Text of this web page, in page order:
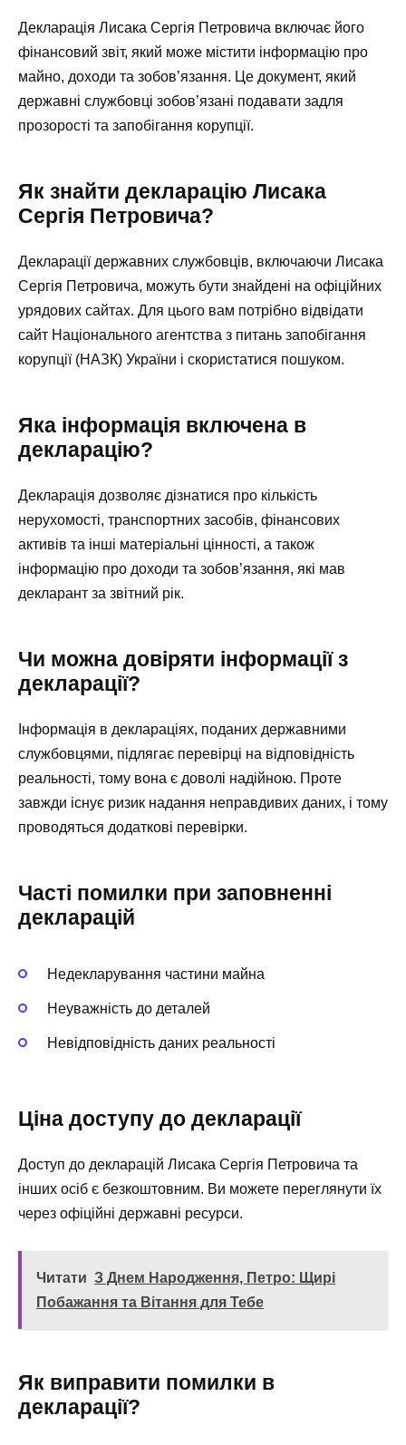
Декларація Лисака Сергія Петровича включає його
фінансовий звіт, який може містити інформацію про
майно, доходи та зобов’язання. Це документ, який
державні службовці зобов’язані подавати задля
прозорості та запобігання корупції.
Як знайти декларацію Лисака
Сергія Петровича?
Декларації державних службовців, включаючи Лисака
Сергія Петровича, можуть бути знайдені на офіційних
урядових сайтах. Для цього вам потрібно відвідати
сайт Національного агентства з питань запобігання
корупції (НАЗК) України і скористатися пошуком.
Яка інформація включена в
декларацію?
Декларація дозволяє дізнатися про кількість
нерухомості, транспортних засобів, фінансових
активів та інші матеріальні цінності, а також
інформацію про доходи та зобов’язання, які мав
декларант за звітний рік.
Чи можна довіряти інформації з
декларації?
Інформація в деклараціях, поданих державними
службовцями, підлягає перевірці на відповідність
реальності, тому вона є доволі надійною. Проте
завжди існує ризик надання неправдивих даних, і тому
проводяться додаткові перевірки.
Часті помилки при заповненні
декларацій
Недекларування частини майна
Неуважність до деталей
Невідповідність даних реальності
Ціна доступу до декларації
Доступ до декларацій Лисака Сергія Петровича та
інших осіб є безкоштовним. Ви можете переглянути їх
через офіційні державні ресурси.
Читати З Днем Народження, Петро: Щирі
Побажання та Вітання для Тебе
Як виправити помилки в
декларації?